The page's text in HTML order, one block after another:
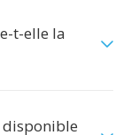
t-elle la
disponible